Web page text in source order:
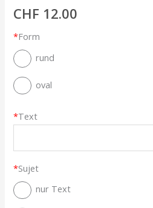
CHF 12.00
*Form
rund
oval
*Text
*Sujet
nur Text